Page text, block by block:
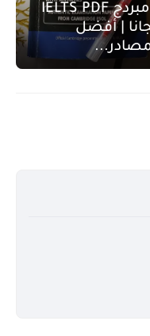
كامبردج IELTS PDF
| أفضل